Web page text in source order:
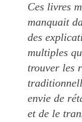
Ces livres
manquait
des
multiples
trouver les
envie de
et de le